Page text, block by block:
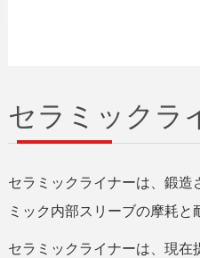
セラミックラ
セラミックライナーは、鍛造
ミック内部スリーブの摩耗と
セラミックライナーは、現在